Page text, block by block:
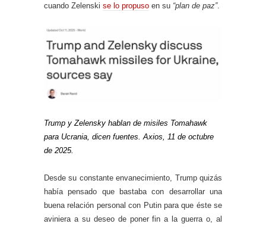
cuando Zelenski se lo propuso en su “plan de paz”.
Trump y Zelensky hablan de misiles Tomahawk
para Ucrania, dicen fuentes. Axios, 11 de octubre
de 2025.
Desde su constante envanecimiento, Trump quizás
había pensado que bastaba con desarrollar una
buena relación personal con Putin para que éste se
aviniera a su deseo de poner fin a la guerra o, al